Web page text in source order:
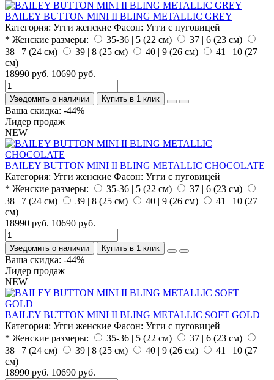
BAILEY BUTTON MINI II BLING METALLIC GREY
Категория: Угги женские Фасон: Угги с пуговицей
* Женские размеры:
35-36 | 5 (22 см)
37 | 6 (23 см)
38 | 7 (24 см)
39 | 8 (25 см) 40 | 9 (26 см)
41 | 10 (27
см)
18990 руб. 10690 руб.
Уведомить о наличии Купить в 1 клик
Ваша скидка: -44%
Лидер продаж
NEW
BAILEY BUTTON MINI II BLING METALLIC CHOCOLATE
Категория: Угги женские Фасон: Угги с пуговицей
* Женские размеры:
35-36 | 5 (22 см)
37 | 6 (23 см)
38 | 7 (24 см)
39 | 8 (25 см) 40 | 9 (26 см)
41 | 10 (27
см)
18990 руб. 10690 руб.
Уведомить о наличии Купить в 1 клик
Ваша скидка: -44%
Лидер продаж
NEW
BAILEY BUTTON MINI II BLING METALLIC SOFT GOLD
Категория: Угги женские Фасон: Угги с пуговицей
* Женские размеры:
35-36 | 5 (22 см)
37 | 6 (23 см)
38 | 7 (24 см)
39 | 8 (25 см) 40 | 9 (26 см)
41 | 10 (27
см)
18990 руб. 10690 руб.